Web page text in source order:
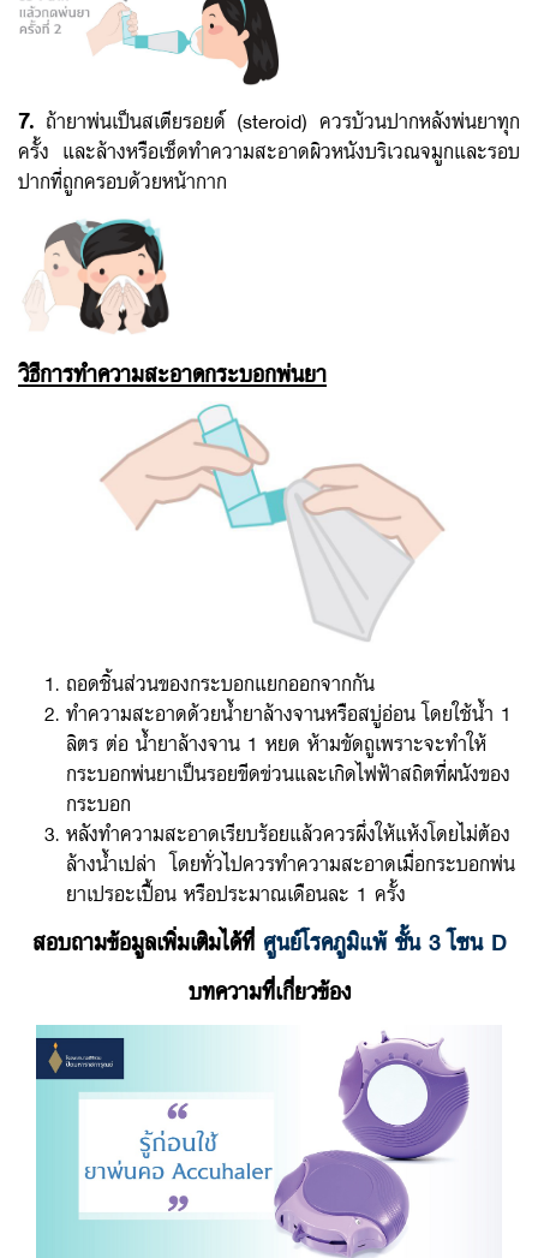
7. ถ้ายาพ่นเป็นสเตียรอยด์ (steroid) ควรบ้วนปากหลังพ่นยาทุก
ครั้ง และล้างหรือเช็ดทำความสะอาดผิวหนังบริเวณจมูกและรอบ
ปากที่ถูกครอบด้วยหน้ากาก
วิธีการทำความสะอาดกระบอกพ่นยา
ถอดชิ้นส่วนของกระบอกแยกออกจากกัน
ทำความสะอาดด้วยน้ำยาล้างจานหรือสบู่อ่อน โดยใช้น้ำ 1
ลิตร ต่อ น้ำยาล้างจาน 1 หยด ห้ามขัดถูเพราะจะทำให้
กระบอกพ่นยาเป็นรอยขีดข่วนและเกิดไฟฟ้าสถิตที่ผนังของ
กระบอก
หลังทำความสะอาดเรียบร้อยแล้วควรผึ่งให้แห้งโดยไม่ต้อง
ล้างน้ำเปล่า โดยทั่วไปควรทำความสะอาดเมื่อกระบอกพ่น
ยาเปรอะเปื้อน หรือประมาณเดือนละ 1 ครั้ง
สอบถามข้อมูลเพิ่มเติมได้ที่ ศูนย์โรคภูมิแพ้ ชั้น 3 โซน D
บทความที่เกี่ยวข้อง